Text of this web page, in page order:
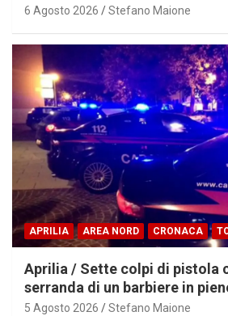
6 Agosto 2026 Stefano Maione
APRILIA AREA NORD CRONACA
Aprilia / Sette colpi di pistola
serranda di un barbiere in
5 Agosto 2026 Stefano Maione